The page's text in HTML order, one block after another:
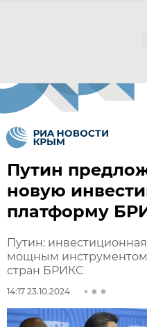
Путин
новую
платформу
Путин:
мощным
стран БРИКС
14:17 23.10.2024